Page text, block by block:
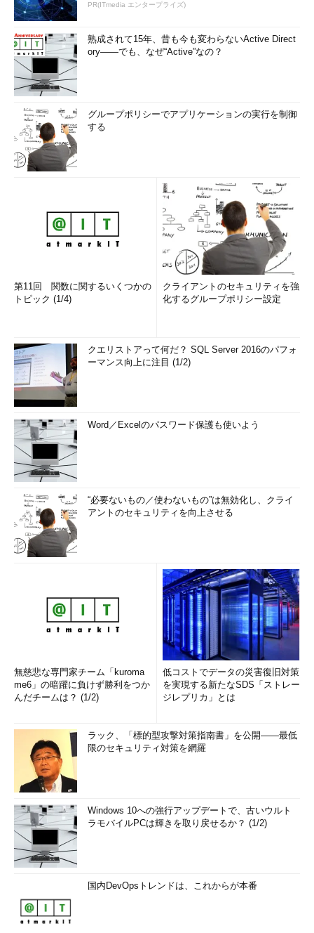
PR(ITmedia エンタープライズ)
熟成されて15年、昔も今も変わらないActive Direct
ory――でも、なぜ“Active”なの？
グループポリシーでアプリケーションの実行を制御
する
第11回 関数に関するいくつかの
トピック (1/4)
クライアントのセキュリティを強
化するグループポリシー設定
クエリストアって何だ？ SQL Server 2016のパフォ
ーマンス向上に注目 (1/2)
Word／Excelのパスワード保護も使いよう
“必要ないもの／使わないもの”は無効化し、クライ
アントのセキュリティを向上させる
無慈悲な専門家チーム「kuroma
me6」の暗躍に負けず勝利をつか
んだチームは？ (1/2)
低コストでデータの災害復旧対策
を実現する新たなSDS「ストレー
ジレプリカ」とは
ラック、「標的型攻撃対策指南書」を公開――最低
限のセキュリティ対策を網羅
Windows 10への強行アップデートで、古いウルト
ラモバイルPCは輝きを取り戻せるか？ (1/2)
国内DevOpsトレンドは、これからが本番